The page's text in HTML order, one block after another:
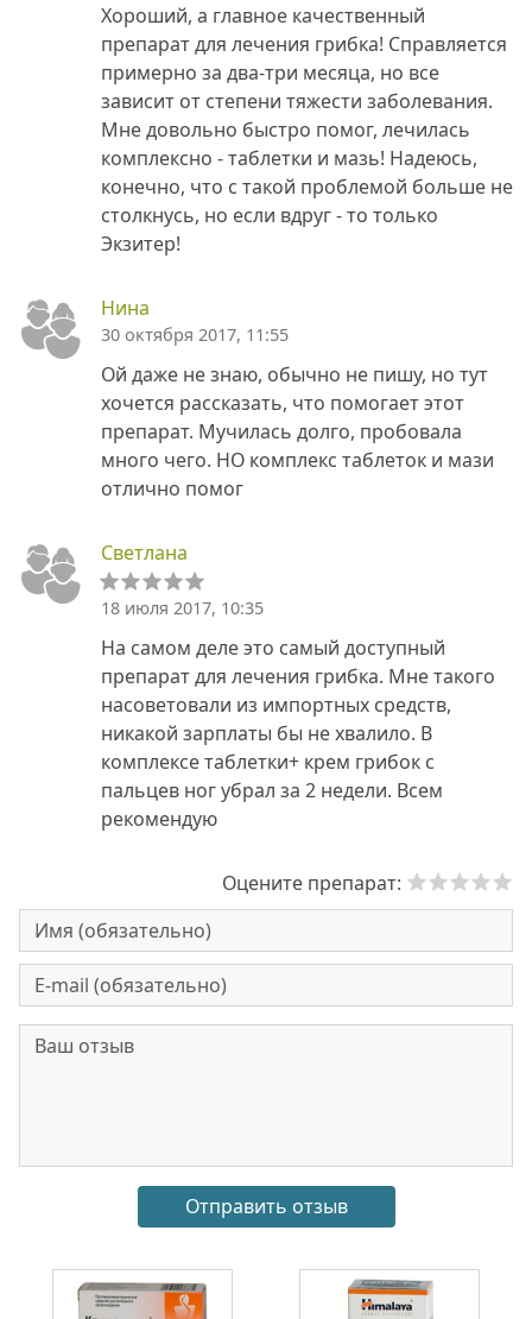
Хороший, а главное качественный
препарат для лечения грибка! Справляется
примерно за два-три месяца, но все
зависит от степени тяжести заболевания.
Мне довольно быстро помог, лечилась
комплексно - таблетки и мазь! Надеюсь,
конечно, что с такой проблемой больше не
столкнусь, но если вдруг - то только
Экзитер!
Нина
30 октября 2017, 11:55
Ой даже не знаю, обычно не пишу, но тут
хочется рассказать, что помогает этот
препарат. Мучилась долго, пробовала
много чего. НО комплекс таблеток и мази
отлично помог
Светлана
18 июля 2017, 10:35
На самом деле это самый доступный
препарат для лечения грибка. Мне такого
насоветовали из импортных средств,
никакой зарплаты бы не хвалило. В
комплексе таблетки+ крем грибок с
пальцев ног убрал за 2 недели. Всем
рекомендую
Оцените препарат: